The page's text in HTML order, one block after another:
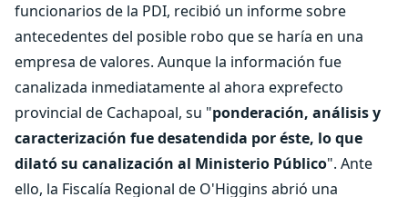
funcionarios de la PDI, recibió un informe sobre
antecedentes del posible robo que se haría en una
empresa de valores. Aunque la información fue
canalizada inmediatamente al ahora exprefecto
provincial de Cachapoal, su "ponderación, análisis y
caracterización fue desatendida por éste, lo que
dilató su canalización al Ministerio Público". Ante
ello, la Fiscalía Regional de O'Higgins abrió una